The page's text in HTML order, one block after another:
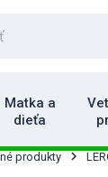
Matka a
dieťa
produkty